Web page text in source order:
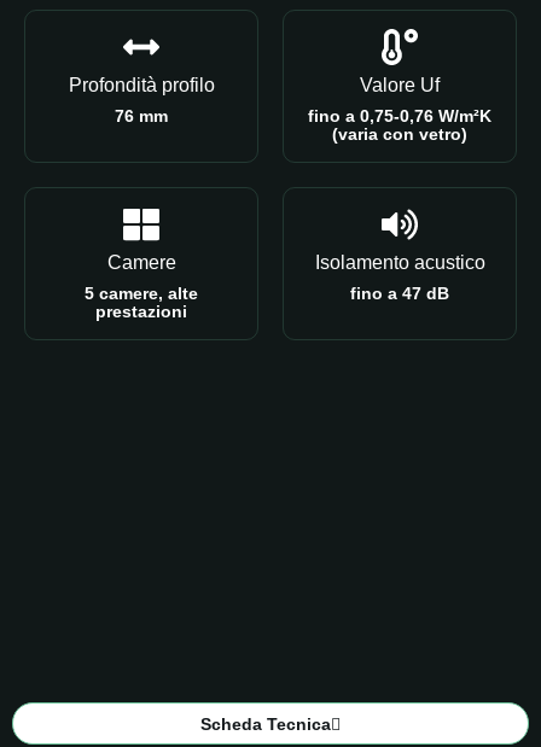
Profondità profilo
76 mm
Valore Uf
fino a 0,75-0,76 W/m²K
(varia con vetro)
Camere
5 camere, alte
prestazioni
Isolamento acustico
fino a 47 dB
Scheda Tecnica